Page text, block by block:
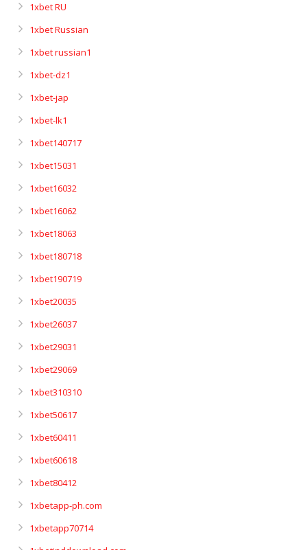
1xbet RU
1xbet Russian
1xbet russian1
1xbet-dz1
1xbet-jap
1xbet-lk1
1xbet140717
1xbet15031
1xbet16032
1xbet16062
1xbet18063
1xbet180718
1xbet190719
1xbet20035
1xbet26037
1xbet29031
1xbet29069
1xbet310310
1xbet50617
1xbet60411
1xbet60618
1xbet80412
1xbetapp-ph.com
1xbetapp70714